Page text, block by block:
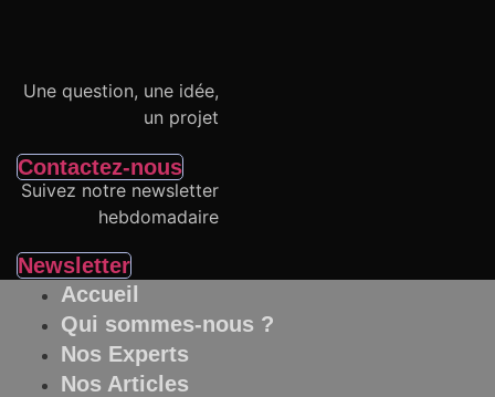
Une question, une idée,
un projet
Contactez-nous
Suivez notre newsletter
hebdomadaire
Newsletter
Accueil
Qui sommes-nous ?
Nos Experts
Nos Articles